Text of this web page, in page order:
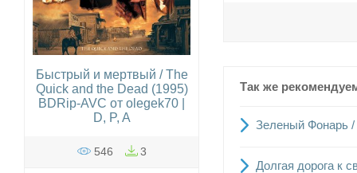
Так же
Зеленый Фонарь /
Долгая дорога к
Быстрый и мертвый / The
Quick and the Dead (1995)
BDRip-AVC от olegek70 |
D, P, A
546 3